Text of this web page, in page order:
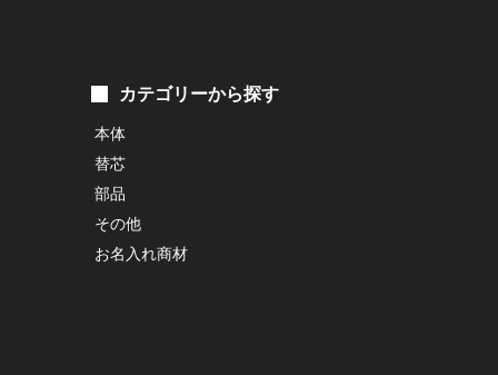
カテゴリーから探す
本体
替芯
部品
その他
お名入れ商材